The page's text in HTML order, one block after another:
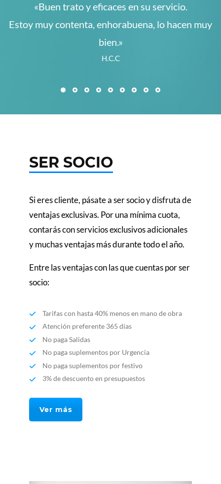
«Buen trato y eficaces en su servicio.
Estoy muy contenta, enhorabuena, lo hacen muy
bien.»
H.C.C
SER SOCIO
Si eres cliente, pásate a ser socio y disfruta de
ventajas exclusivas. Por una mínima cuota,
contarás con servicios exclusivos adicionales
y muchas ventajas más durante todo el año.
Entre las ventajas con las que cuentas por ser
socio:
Tarifas con hasta 40% menos en mano de obra
Atención preferente 365 días
No paga Salidas
No paga suplementos por Urgencia
No paga suplementos por festivo
3% de descuento en presupuestos
Ver más